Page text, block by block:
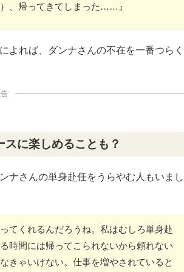
、帰ってきてしまった……』
よれば、ダンナさんの不在を一番つらく
に楽しめることも？
ナさんの単身赴任をうらやむ人もいまし
てくれるんだろうね。私はむしろ単身赴
時間には帰ってこられないから頼れない
きゃいけない。仕事を増やされていると